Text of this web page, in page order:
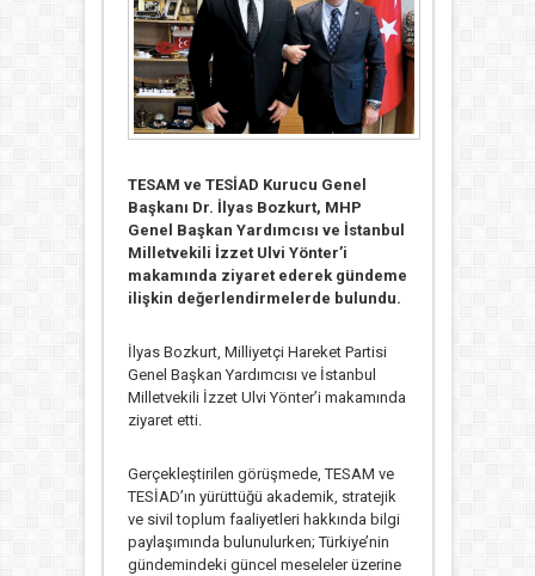
TESAM ve TESİAD Kurucu Genel
Başkanı Dr. İlyas Bozkurt, MHP
Genel Başkan Yardımcısı ve İstanbul
Milletvekili İzzet Ulvi Yönter’i
makamında ziyaret ederek gündeme
ilişkin değerlendirmelerde bulundu.
İlyas Bozkurt, Milliyetçi Hareket Partisi
Genel Başkan Yardımcısı ve İstanbul
Milletvekili İzzet Ulvi Yönter’i makamında
ziyaret etti.
Gerçekleştirilen görüşmede, TESAM ve
TESİAD’ın yürüttüğü akademik, stratejik
ve sivil toplum faaliyetleri hakkında bilgi
paylaşımında bulunulurken; Türkiye’nin
gündemindeki güncel meseleler üzerine